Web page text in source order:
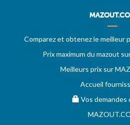
Comparez et obtenez le meilleur
Prix maximum du mazout
Meilleurs prix sur
Accueil
Vos demandes